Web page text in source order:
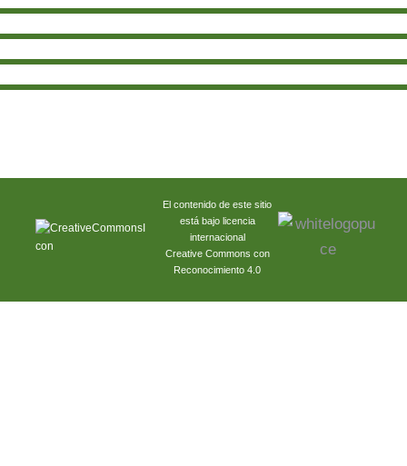
El contenido de este sitio
está bajo licencia
internacional
Creative Commons con
Reconocimiento 4.0